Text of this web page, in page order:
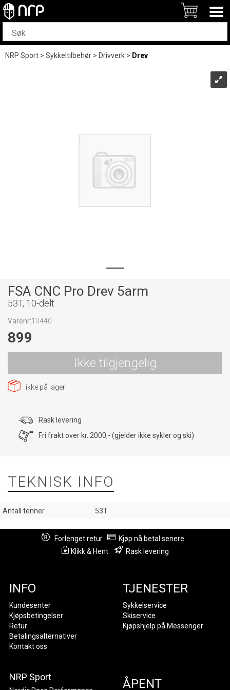
NRP Sport>Sykkeltilbehør>Drivverk> Drev
FSA CNC Pro Drev 5arm
53T, 10-delt
Varenr:10440
899
Ikke tilgjengelig
ikke på lager
Rask levering
Fri frakt over kr. 2000,- (gjelder ikke sykler og ski)
TEKNISK INFO
Antall tenner 53T
Forlenget retur
Kjøp nå betal senere
Klikk & Hent
Rask levering
INFO
Kundesenter
Kjøpsbetingelser
Retur
Betalingsalternativer
Kontakt oss
TJENESTER
Sykkelservice
Skiservice
Kjøpshjelp på Messenger
NRP Sport ÅPENT